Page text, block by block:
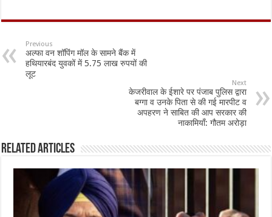
e
b
o
o
at
sA
p
ai
l
ar
e
Previous
अल्फा वन शॉपिंग मॉल के सामने बैंक में
हथियारबंद युवकों में 5.75 लाख रुपयों की
लूट
Next
केजरीवाल के ईशारे पर पंजाब पुलिस द्वारा
बग्गा व उनके पिता से की गई मारपीट व
अपहरण ने साबित की आप सरकार की
नाकामियाँ: गौतम अरोड़ा
Related Articles